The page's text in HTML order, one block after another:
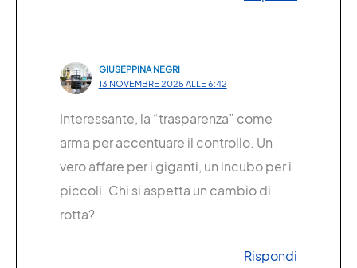
GIUSEPPINA NEGRI
13 NOVEMBRE 2025 ALLE 6:42
Interessante, la “trasparenza” come
arma per accentuare il controllo. Un
vero affare per i giganti, un incubo per i
piccoli. Chi si aspetta un cambio di
rotta?
Rispondi